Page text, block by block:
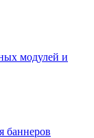
модулей и
баннеров